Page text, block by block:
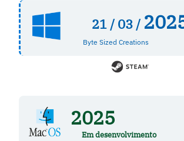
21 / 03 /
Byte Sized Creations
2025
Em desenvolvimento